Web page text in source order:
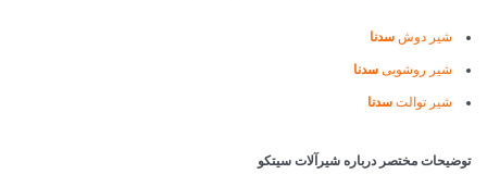
شیر دوش سدنا
شیر روشویی سدنا
شیر توالت سدنا
توضیحات مختصر درباره شیرآلات سیتکو